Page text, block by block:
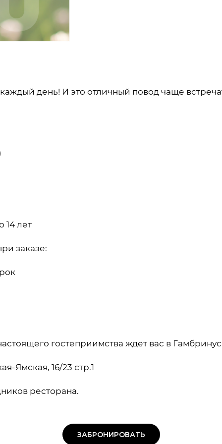
день! И это отличный повод чаще
14 лет
заказе:
гостеприимства ждет вас в
Ямская, 16/23 стр.1
ресторана.
ЗАБРОНИРОВАТЬ